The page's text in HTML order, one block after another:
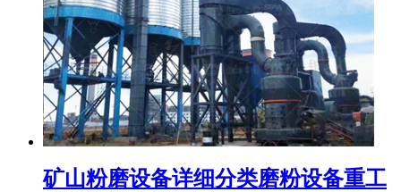
矿山粉磨设备详细分类磨粉设备重工